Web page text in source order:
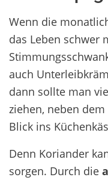
Wenn die
das Leben schwer
auch
dann sollte man
ziehen, neben
Blick ins
Denn Koriander
sorgen. Durch die